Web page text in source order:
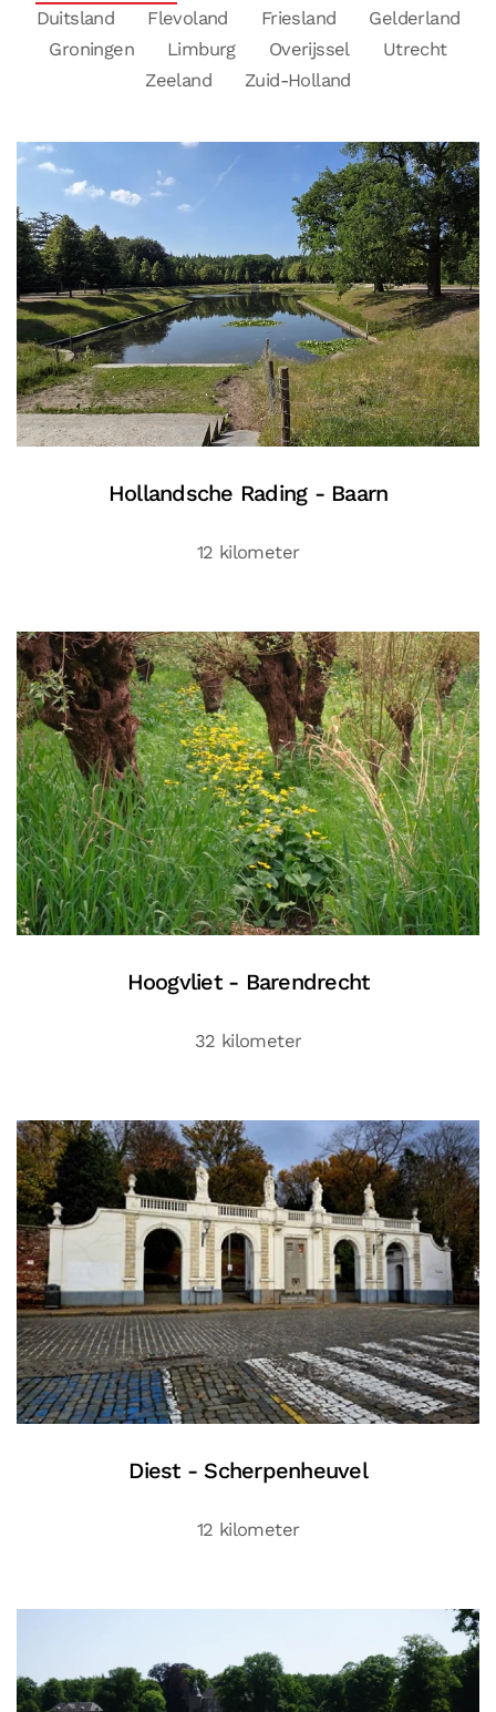
Duitsland
Flevoland Friesland
Gelderland
Groningen
Limburg Overijssel
Utrecht
Zeeland
Zuid-Holland
Hollandsche Rading - Baarn
12 kilometer
Hoogvliet - Barendrecht
32 kilometer
Diest - Scherpenheuvel
12 kilometer